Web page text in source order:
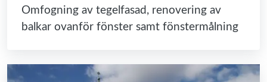
Omfogning av tegelfasad, renovering av
balkar ovanför fönster samt fönstermålning